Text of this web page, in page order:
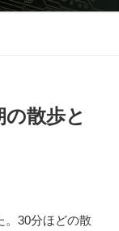
散歩と
。30分ほどの散